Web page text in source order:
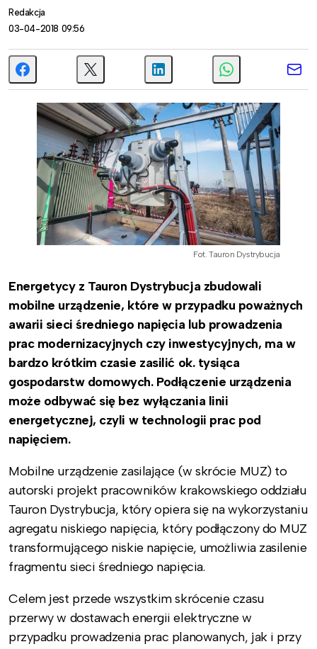
Redakcja
03-04-2018 09:56
Fot. Tauron Dystrybucja
Energetycy z Tauron Dystrybucja zbudowali
mobilne urządzenie, które w przypadku poważnych
awarii sieci średniego napięcia lub prowadzenia
prac modernizacyjnych czy inwestycyjnych, ma w
bardzo krótkim czasie zasilić ok. tysiąca
gospodarstw domowych. Podłączenie urządzenia
może odbywać się bez wyłączania linii
energetycznej, czyli w technologii prac pod
napięciem.
Mobilne urządzenie zasilające (w skrócie MUZ) to
autorski projekt pracowników krakowskiego oddziału
Tauron Dystrybucja, który opiera się na wykorzystaniu
agregatu niskiego napięcia, który podłączony do MUZ
transformującego niskie napięcie, umożliwia zasilenie
fragmentu sieci średniego napięcia.
Celem jest przede wszystkim skrócenie czasu
przerwy w dostawach energii elektryczne w
przypadku prowadzenia prac planowanych, jak i przy